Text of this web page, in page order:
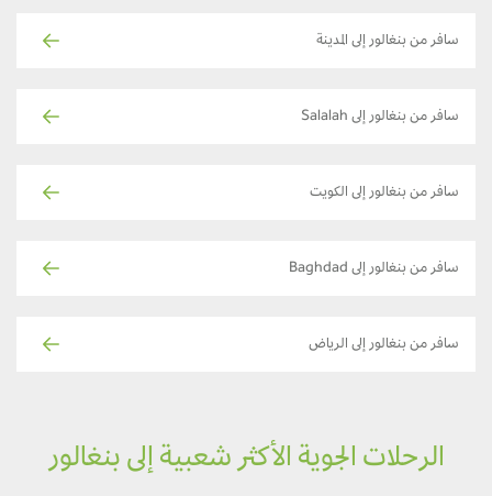
سافر من بنغالور إلى المدينة
سافر من بنغالور إلى Salalah
سافر من بنغالور إلى الكويت
سافر من بنغالور إلى Baghdad
سافر من بنغالور إلى الرياض
الرحلات الجوية الأكثر شعبية إلى بنغالور